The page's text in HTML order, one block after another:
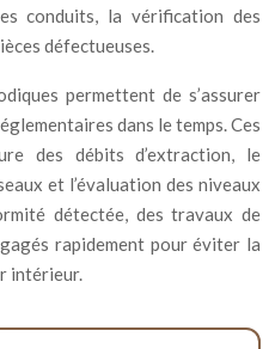
conduits, la vérification des
défectueuses.
permettent de s’assurer
dans le temps. Ces
des débits d’extraction, le
et l’évaluation des niveaux
détectée, des travaux de
rapidement pour éviter la
intérieur.